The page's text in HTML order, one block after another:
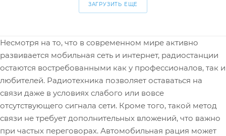
ЗАГРУЗИТЬ ЕЩЕ
Несмотря на то, что в современном мире активно
развивается мобильная сеть и интернет, радиостанции
остаются востребованными как у профессионалов, так и
любителей. Радиотехника позволяет оставаться на
связи даже в условиях слабого или вовсе
отсутствующего сигнала сети. Кроме того, такой метод
связи не требует дополнительных вложений, что важно
при частых переговорах. Автомобильная рация может